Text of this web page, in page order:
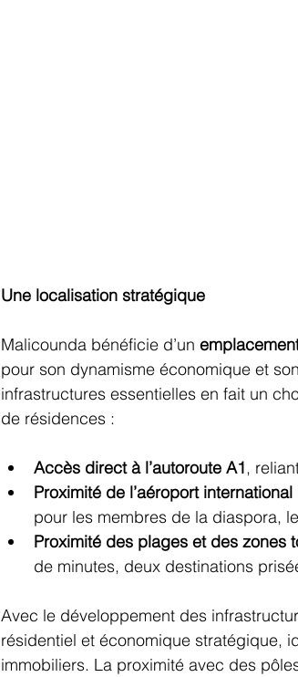
Une localisation stratégique
Malicounda bénéficie d’un
pour son dynamisme économique et
infrastructures essentielles en fait un
de résidences :
Accès direct à l’autoroute A1,
Proximité de l’aéroport
pour les membres de la diaspora,
Proximité des plages et des zones
de minutes, deux destinations
Avec le développement des
résidentiel et économique stratégique,
immobiliers. La proximité avec des